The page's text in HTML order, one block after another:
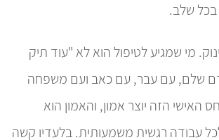
בכל שלב.
מי שמגיע לטיפול הוא לא "עוד תיק
שלם, עם עבר, עם כאב ועם משפחה
האישי הזה יוצר אמון, והאמון הוא
עבודה רגשית משמעותית. בלעדיו קשה